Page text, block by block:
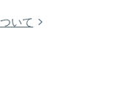
いて